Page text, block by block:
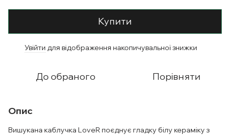
Купити
Увійти для відображення накопичувальної знижки
До обраного Порівняти
Опис
Вишукана каблучка LoveR поєднує гладку білу кераміку з